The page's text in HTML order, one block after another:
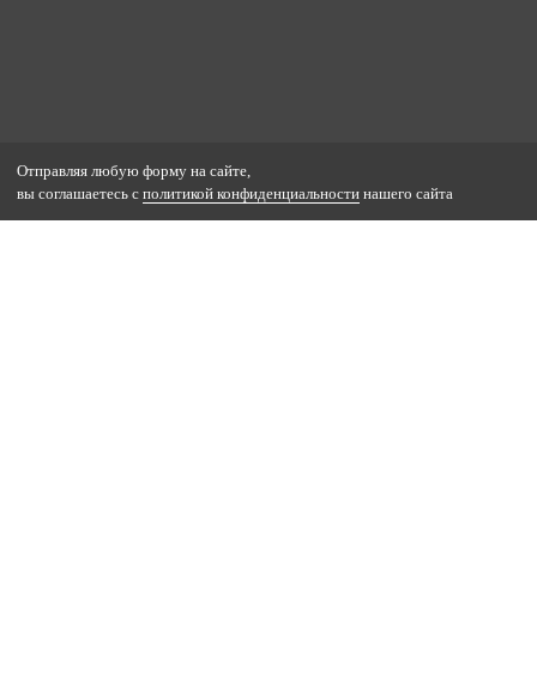
Отправляя любую форму на сайте,
вы соглашаетесь с политикой конфиденциальности нашего сайта